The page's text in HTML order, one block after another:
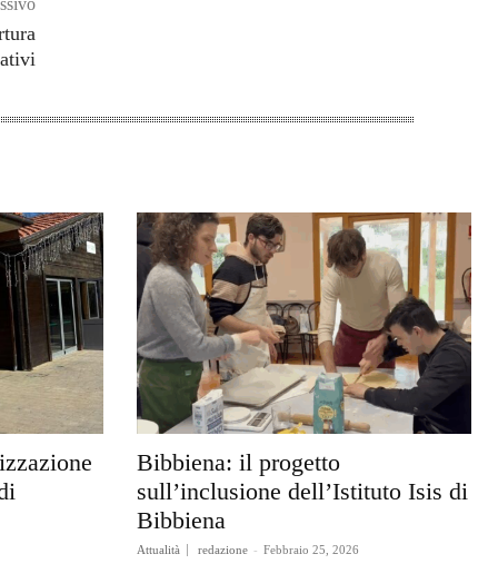
Bibbiena: il progetto
sull’inclusione dell’Istituto Isis di
Bibbiena
Attualità redazione - Febbraio 25, 2026